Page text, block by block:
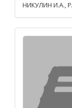
НИКУЛИН И.А.,